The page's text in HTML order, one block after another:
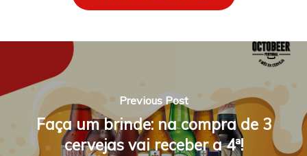
Previous Post
Faça um brinde: na compra de 3
cervejas vai receber a 4ª!